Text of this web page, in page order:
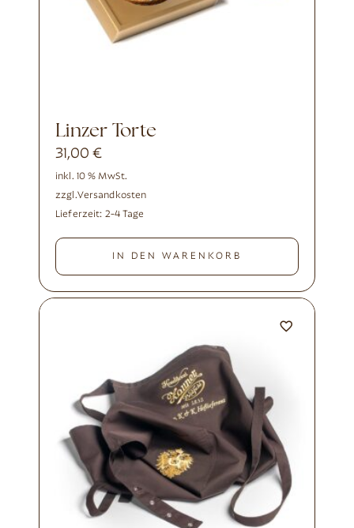
Linzer Torte
31,00€
inkl. 10 % MwSt.
zzgl.Versandkosten
Lieferzeit: 2-4 Tage
IN DEN WARENKORB